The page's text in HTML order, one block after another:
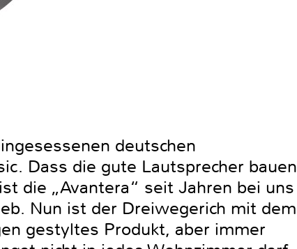
deutschen
Dass die gute Lautsprecher bauen
die „Avantera“ seit Jahren bei uns
Nun ist der Dreiwegerich mit dem
gestyltes Produkt, aber immer